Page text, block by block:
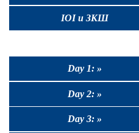
IOI и ЗКШ
Day 1: »
Day 2: »
Day 3: »